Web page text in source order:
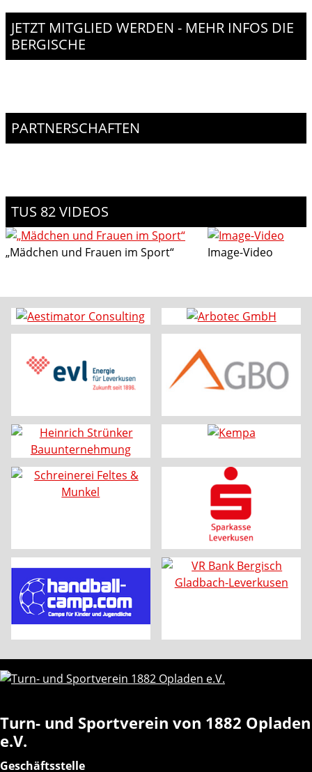
JETZT MITGLIED WERDEN - MEHR INFOS DIE
BERGISCHE
PARTNERSCHAFTEN
TUS 82 VIDEOS
„Mädchen und Frauen im Sport“ Image-Video
Turn- und Sportverein von 1882 Opladen
e.V.
Geschäftsstelle